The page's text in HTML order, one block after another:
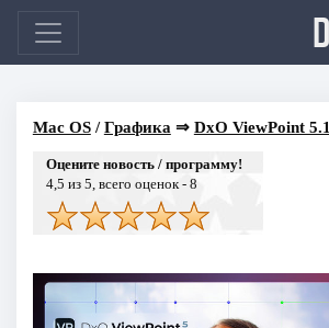
Mac OS/Графика ⇒ DxO ViewPoint
Оцените новость / программу!
4,5 из 5, всего оценок - 8